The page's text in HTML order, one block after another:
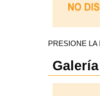
PRESIONE LA